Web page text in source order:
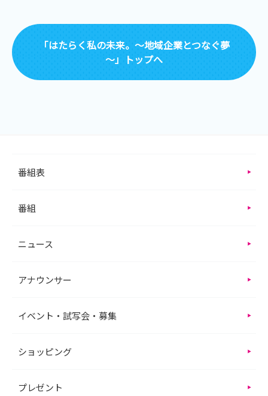
「はたらく私の未来。～地域企業とつなぐ夢
～」トップへ
番組表
番組
ニュース
アナウンサー
イベント・試写会・募集
ショッピング
プレゼント